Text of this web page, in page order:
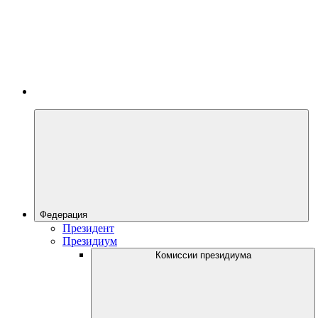
Федерация
Президент
Президиум
Комиссии президиума